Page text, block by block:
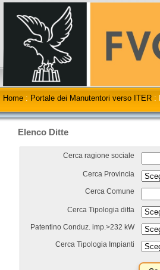
Home : Portale dei Manutentori verso ITER :
Elenco Ditte
Cerca ragione sociale
Cerca Provincia
Cerca Comune
Cerca Tipologia ditta
Patentino Conduz. imp.>232 kW
Cerca Tipologia Impianti